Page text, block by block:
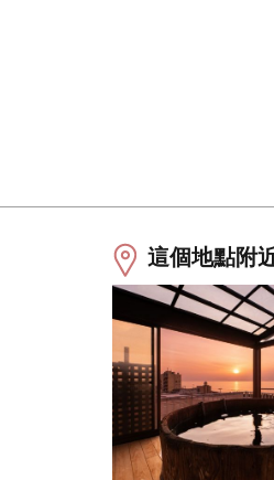
這個地點附